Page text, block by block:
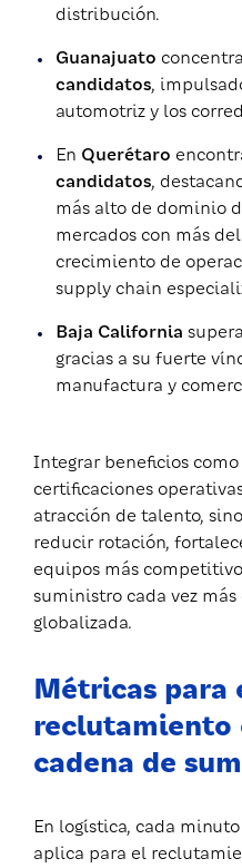
distribución.
Guanajuato
candidatos,
automotriz y los
En Querétaro
candidatos,
más alto de dominio
mercados con más del
crecimiento de
supply chain
Baja California
gracias a su fuerte
manufactura y
Integrar beneficios
certificaciones
atracción de talento,
reducir rotación,
equipos más
suministro cada vez
globalizada.
Métricas para
reclutamiento
cadena de
En logística, cada
aplica para el